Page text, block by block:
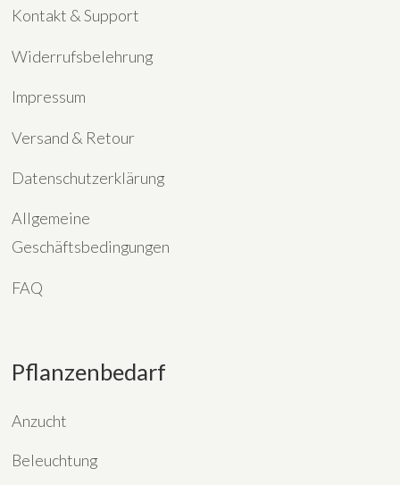
Kontakt & Support
Widerrufsbelehrung
Impressum
Versand & Retour
Datenschutzerklärung
Allgemeine
Geschäftsbedingungen
FAQ
Pflanzenbedarf
Anzucht
Beleuchtung